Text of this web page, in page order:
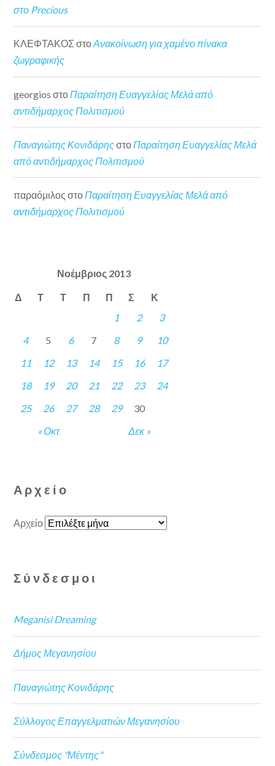
στο Precious
ΚΛΕΦΤΑΚΟΣ στοΑνακοίνωση για χαμένο πίνακα
ζωγραφικής
georgios στο Παραίτηση Ευαγγελίας Μελά από
αντιδήμαρχος Πολιτισμού
Παναγιώτης ΚονιδάρηςστοΠαραίτηση Ευαγγελίας Μελά
από αντιδήμαρχος Πολιτισμού
παραόμιλος στοΠαραίτηση Ευαγγελίας Μελά από
αντιδήμαρχος Πολιτισμού
Νοέμβριος 2013
Δ Τ Τ Π Π Σ Κ
« Οκτ Δεκ »
1 2
3
4
5 6 7 8 9
10
11
12 13 14 15 16
17
18
19 20 21 22 23
24
25
26 27 28 29 30
Αρχείο
Αρχείο
Σύνδεσμοι
Meganisi Dreaming
Δήμος Μεγανησίου
Παναγιώτης Κονιδάρης
Σύλλογος Επαγγελματιών Μεγανησίου
Σύνδεσμος "Μέντης"